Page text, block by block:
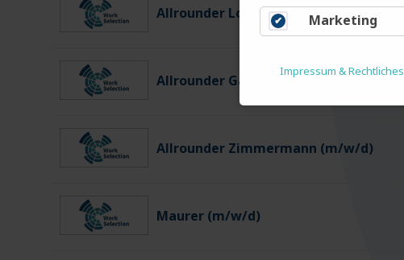
Allrounder Logistiker (m/w/d)
Allrounder Gartenbau (m/w/d)
Allrounder Zimmermann (m/w/d)
Maurer (m/w/d)
Marketing
Impressum & Rechtliches